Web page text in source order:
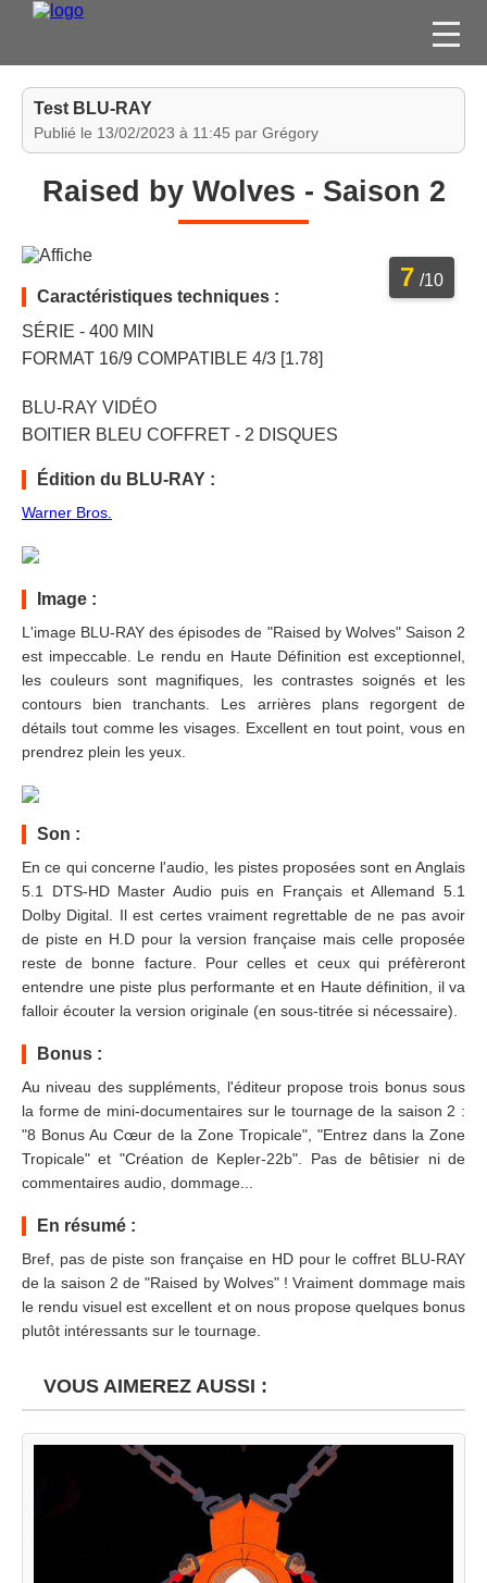
FILMS
JEUX VIDÉO
Test BLU-RAY
Publié le 13/02/2023 à 11:45 par Grégory
Raised by Wolves - Saison 2
7 /10
Caractéristiques techniques :
SÉRIE - 400 MIN
FORMAT 16/9 COMPATIBLE 4/3 [1.78]
BLU-RAY VIDÉO
BOITIER BLEU COFFRET - 2 DISQUES
Édition du BLU-RAY :
Warner Bros.
Image :
L'image BLU-RAY des épisodes de "Raised by Wolves" Saison 2
est impeccable. Le rendu en Haute Définition est exceptionnel,
les couleurs sont magnifiques, les contrastes soignés et les
contours bien tranchants. Les arrières plans regorgent de
détails tout comme les visages. Excellent en tout point, vous en
prendrez plein les yeux.
Son :
En ce qui concerne l'audio, les pistes proposées sont en Anglais
5.1 DTS-HD Master Audio puis en Français et Allemand 5.1
Dolby Digital. Il est certes vraiment regrettable de ne pas avoir
de piste en H.D pour la version française mais celle proposée
reste de bonne facture. Pour celles et ceux qui préfèreront
entendre une piste plus performante et en Haute définition, il va
falloir écouter la version originale (en sous-titrée si nécessaire).
Bonus :
Au niveau des suppléments, l'éditeur propose trois bonus sous
la forme de mini-documentaires sur le tournage de la saison 2 :
"8 Bonus Au Cœur de la Zone Tropicale", "Entrez dans la Zone
Tropicale" et "Création de Kepler-22b". Pas de bêtisier ni de
commentaires audio, dommage...
En résumé :
Bref, pas de piste son française en HD pour le coffret BLU-RAY
de la saison 2 de "Raised by Wolves" ! Vraiment dommage mais
le rendu visuel est excellent et on nous propose quelques bonus
plutôt intéressants sur le tournage.
VOUS AIMEREZ AUSSI :